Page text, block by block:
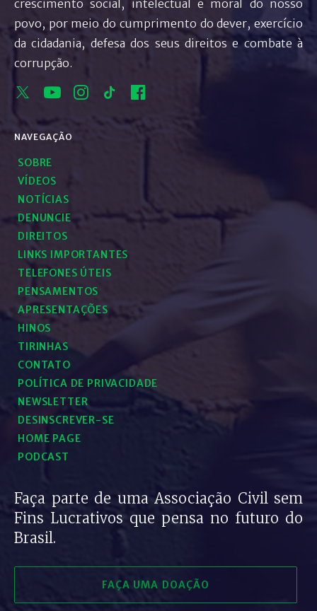
crescimento social, intelectual e moral do nosso
povo, por meio do cumprimento do dever, exercício
da cidadania, defesa dos seus direitos e combate à
corrupção.
NAVEGAÇÃO
SOBRE
VÍDEOS
NOTÍCIAS
DENUNCIE
DIREITOS
LINKS IMPORTANTES
TELEFONES ÚTEIS
PENSAMENTOS
APRESENTAÇÕES
HINOS
TIRINHAS
CONTATO
POLÍTICA DE PRIVACIDADE
NEWSLETTER
DESINSCREVER-SE
HOME PAGE
PODCAST
Faça parte de uma Associação Civil sem
Fins Lucrativos que pensa no futuro do
Brasil.
FAÇA UMA DOAÇÃO